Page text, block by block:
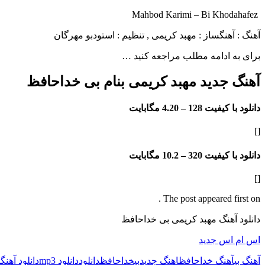
آهنگ : آهنگساز : مهبد کریمی , تنظیم : استودبو مهرگان
برای به ادامه مطلب مراجعه کنید …
آهنگ جدید مهبد کریمی بنام بی خداحافظ
دانلود با کیفیت 128 – 4.20 مگابایت
[]
دانلود با کیفیت 320 – 10.2 مگابایت
[]
The post appeared first on .
دانلود آهنگ مهبد کریمی بی خداحافظ
اس ام اس جدید
آهنگ بیآهنگ خداحافظاهنگ جدیدبیخداحافظدانلوددانلود mp3 دانلود آهنگ